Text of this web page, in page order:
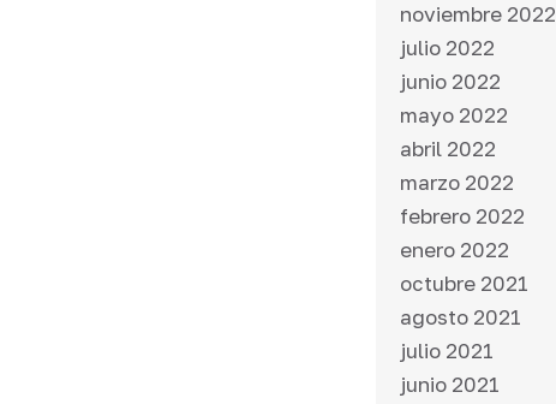
noviembre 2022
julio 2022
junio 2022
mayo 2022
abril 2022
marzo 2022
febrero 2022
enero 2022
octubre 2021
agosto 2021
julio 2021
junio 2021